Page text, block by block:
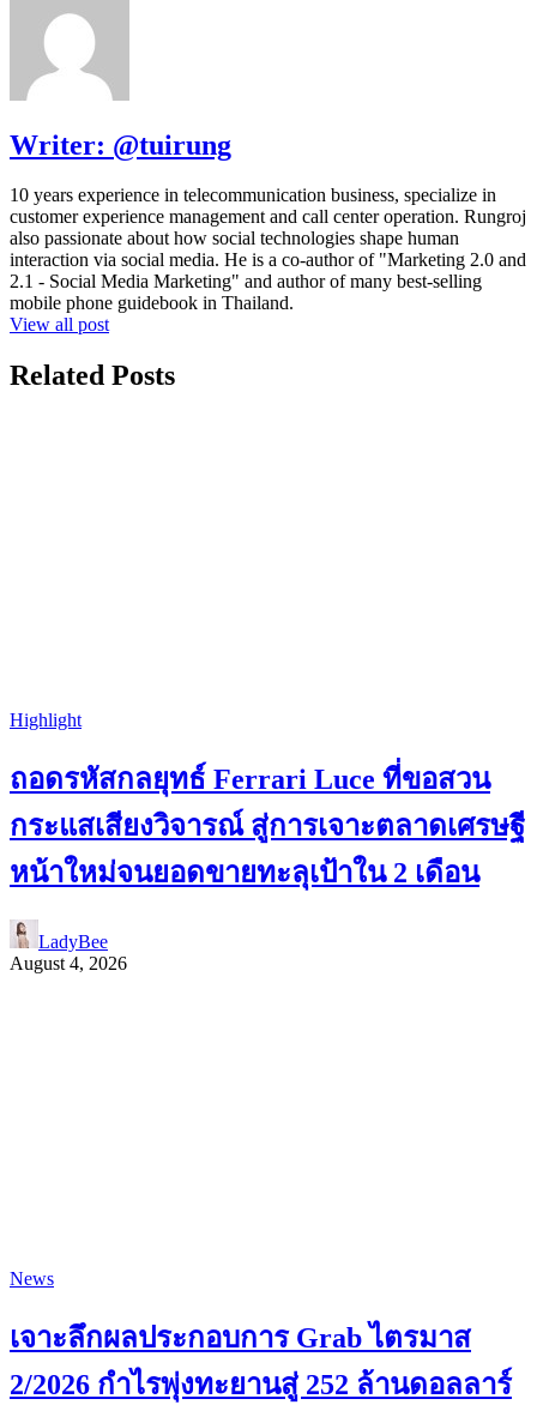
Writer: @tuirung
10 years experience in telecommunication business, specialize in
customer experience management and call center operation. Rungroj
also passionate about how social technologies shape human
interaction via social media. He is a co-author of "Marketing 2.0 and
2.1 - Social Media Marketing" and author of many best-selling
mobile phone guidebook in Thailand.
View all post
Related Posts
Highlight
ถอดรหัสกลยุทธ์ Ferrari Luce ที่ขอสวน
กระแสเสียงวิจารณ์ สู่การเจาะตลาดเศรษฐี
หน้าใหม่จนยอดขายทะลุเป้าใน 2 เดือน
LadyBee
August 4, 2026
News
เจาะลึกผลประกอบการ Grab ไตรมาส
2/2026 กำไรพุ่งทะยานสู่ 252 ล้านดอลลาร์